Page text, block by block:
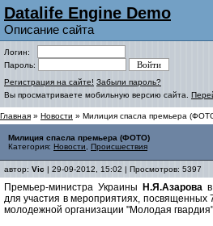
Datalife Engine Demo
Описание сайта
Логин:
Пароль:
Регистрация на сайте! Забыли пароль?
Вы просматриваете мобильную версию сайта.
Главная » Новости » Милиция спасла премьера
Милиция спасла премьера (ФОТО)
Категория: Новости Происшествия
автор: Vic | 29-09-2012, 15:02 | Просмотров: 5397
Премьер-министра Украины Н.Я.Азарова в
для участия в мероприятиях, посвященных
молодежной организации "Молодая